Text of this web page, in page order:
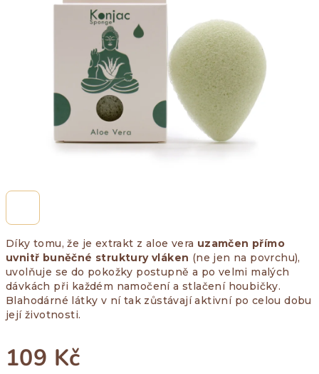
Díky tomu, že je extrakt z aloe vera uzamčen přímo
uvnitř buněčné struktury vláken (ne jen na povrchu),
uvolňuje se do pokožky postupně a po velmi malých
dávkách při každém namočení a stlačení houbičky.
Blahodárné látky v ní tak zůstávají aktivní po celou dobu
její životnosti.
109 Kč
hvězdiček.